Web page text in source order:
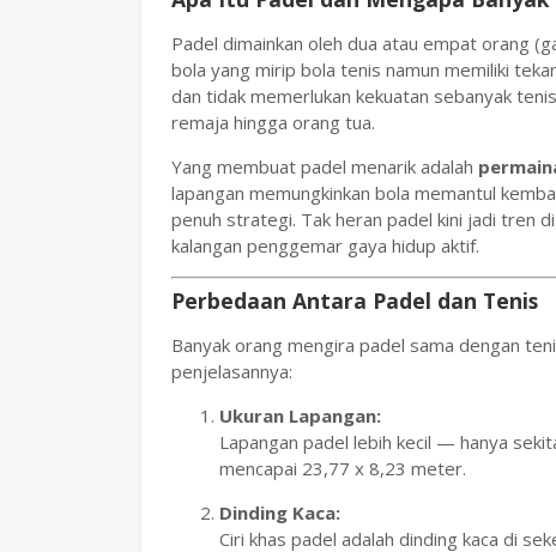
Padel dimainkan oleh dua atau empat orang
bola yang mirip bola tenis namun memiliki
dan tidak memerlukan kekuatan sebanyak
remaja hingga orang tua.
Yang membuat padel menarik adalah
lapangan memungkinkan bola memantul
penuh strategi. Tak heran padel kini jadi tren
kalangan penggemar gaya hidup aktif.
Perbedaan Antara Padel dan Tenis
Banyak orang mengira padel sama dengan
penjelasannya:
Ukuran Lapangan:
Lapangan padel lebih kecil — hanya
mencapai 23,77 x 8,23 meter.
Dinding Kaca:
Ciri khas padel adalah dinding kaca di